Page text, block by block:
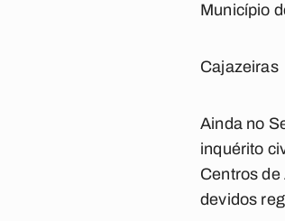
Município
Cajazeiras
Ainda no
inquérito
Centros
devidos